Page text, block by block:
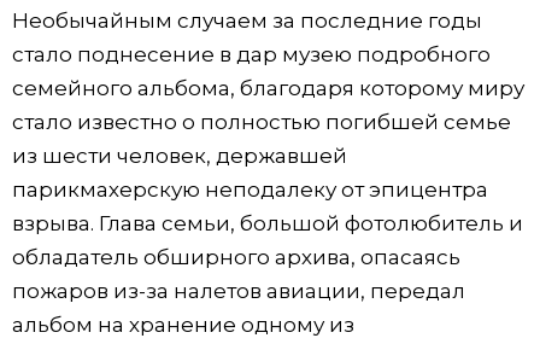
Необычайным случаем за последние годы
стало поднесение в дар музею подробного
семейного альбома, благодаря которому миру
стало известно о полностью погибшей семье
из шести человек, державшей
парикмахерскую неподалеку от эпицентра
взрыва. Глава семьи, большой фотолюбитель и
обладатель обширного архива, опасаясь
пожаров из-за налетов авиации, передал
альбом на хранение одному из